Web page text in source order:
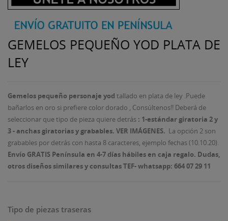
GEMELOS PEQUEÑO YOD PLATA DE
LEY
Gemelos pequeño personaje yod tallado en plata de ley .Puede
bañarlos en oro si prefiere color dorado , Consúltenos!! Deberá de
seleccionar que tipo de pieza quiere detrás : 1-estándar giratoria 2 y
3 - anchas giratorias y grabables. VER IMÁGENES. La opción 2 son
grabables por detrás con hasta 8 caracteres, ejemplo fechas (10.10.20).
Envío GRATIS Península en 4-7 días hábiles en caja regalo. Dudas,
otros diseños similares y consultas TEF- whatsapp: 664 07 29 11
Tipo de piezas traseras